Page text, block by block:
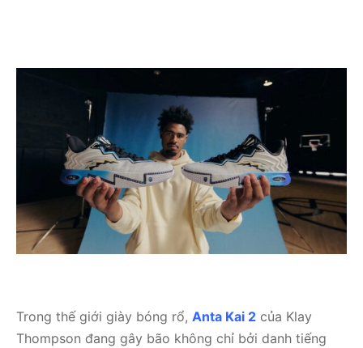
Trong thế giới giày bóng rổ, Anta Kai 2 của Klay
Thompson đang gây bão không chỉ bởi danh tiếng